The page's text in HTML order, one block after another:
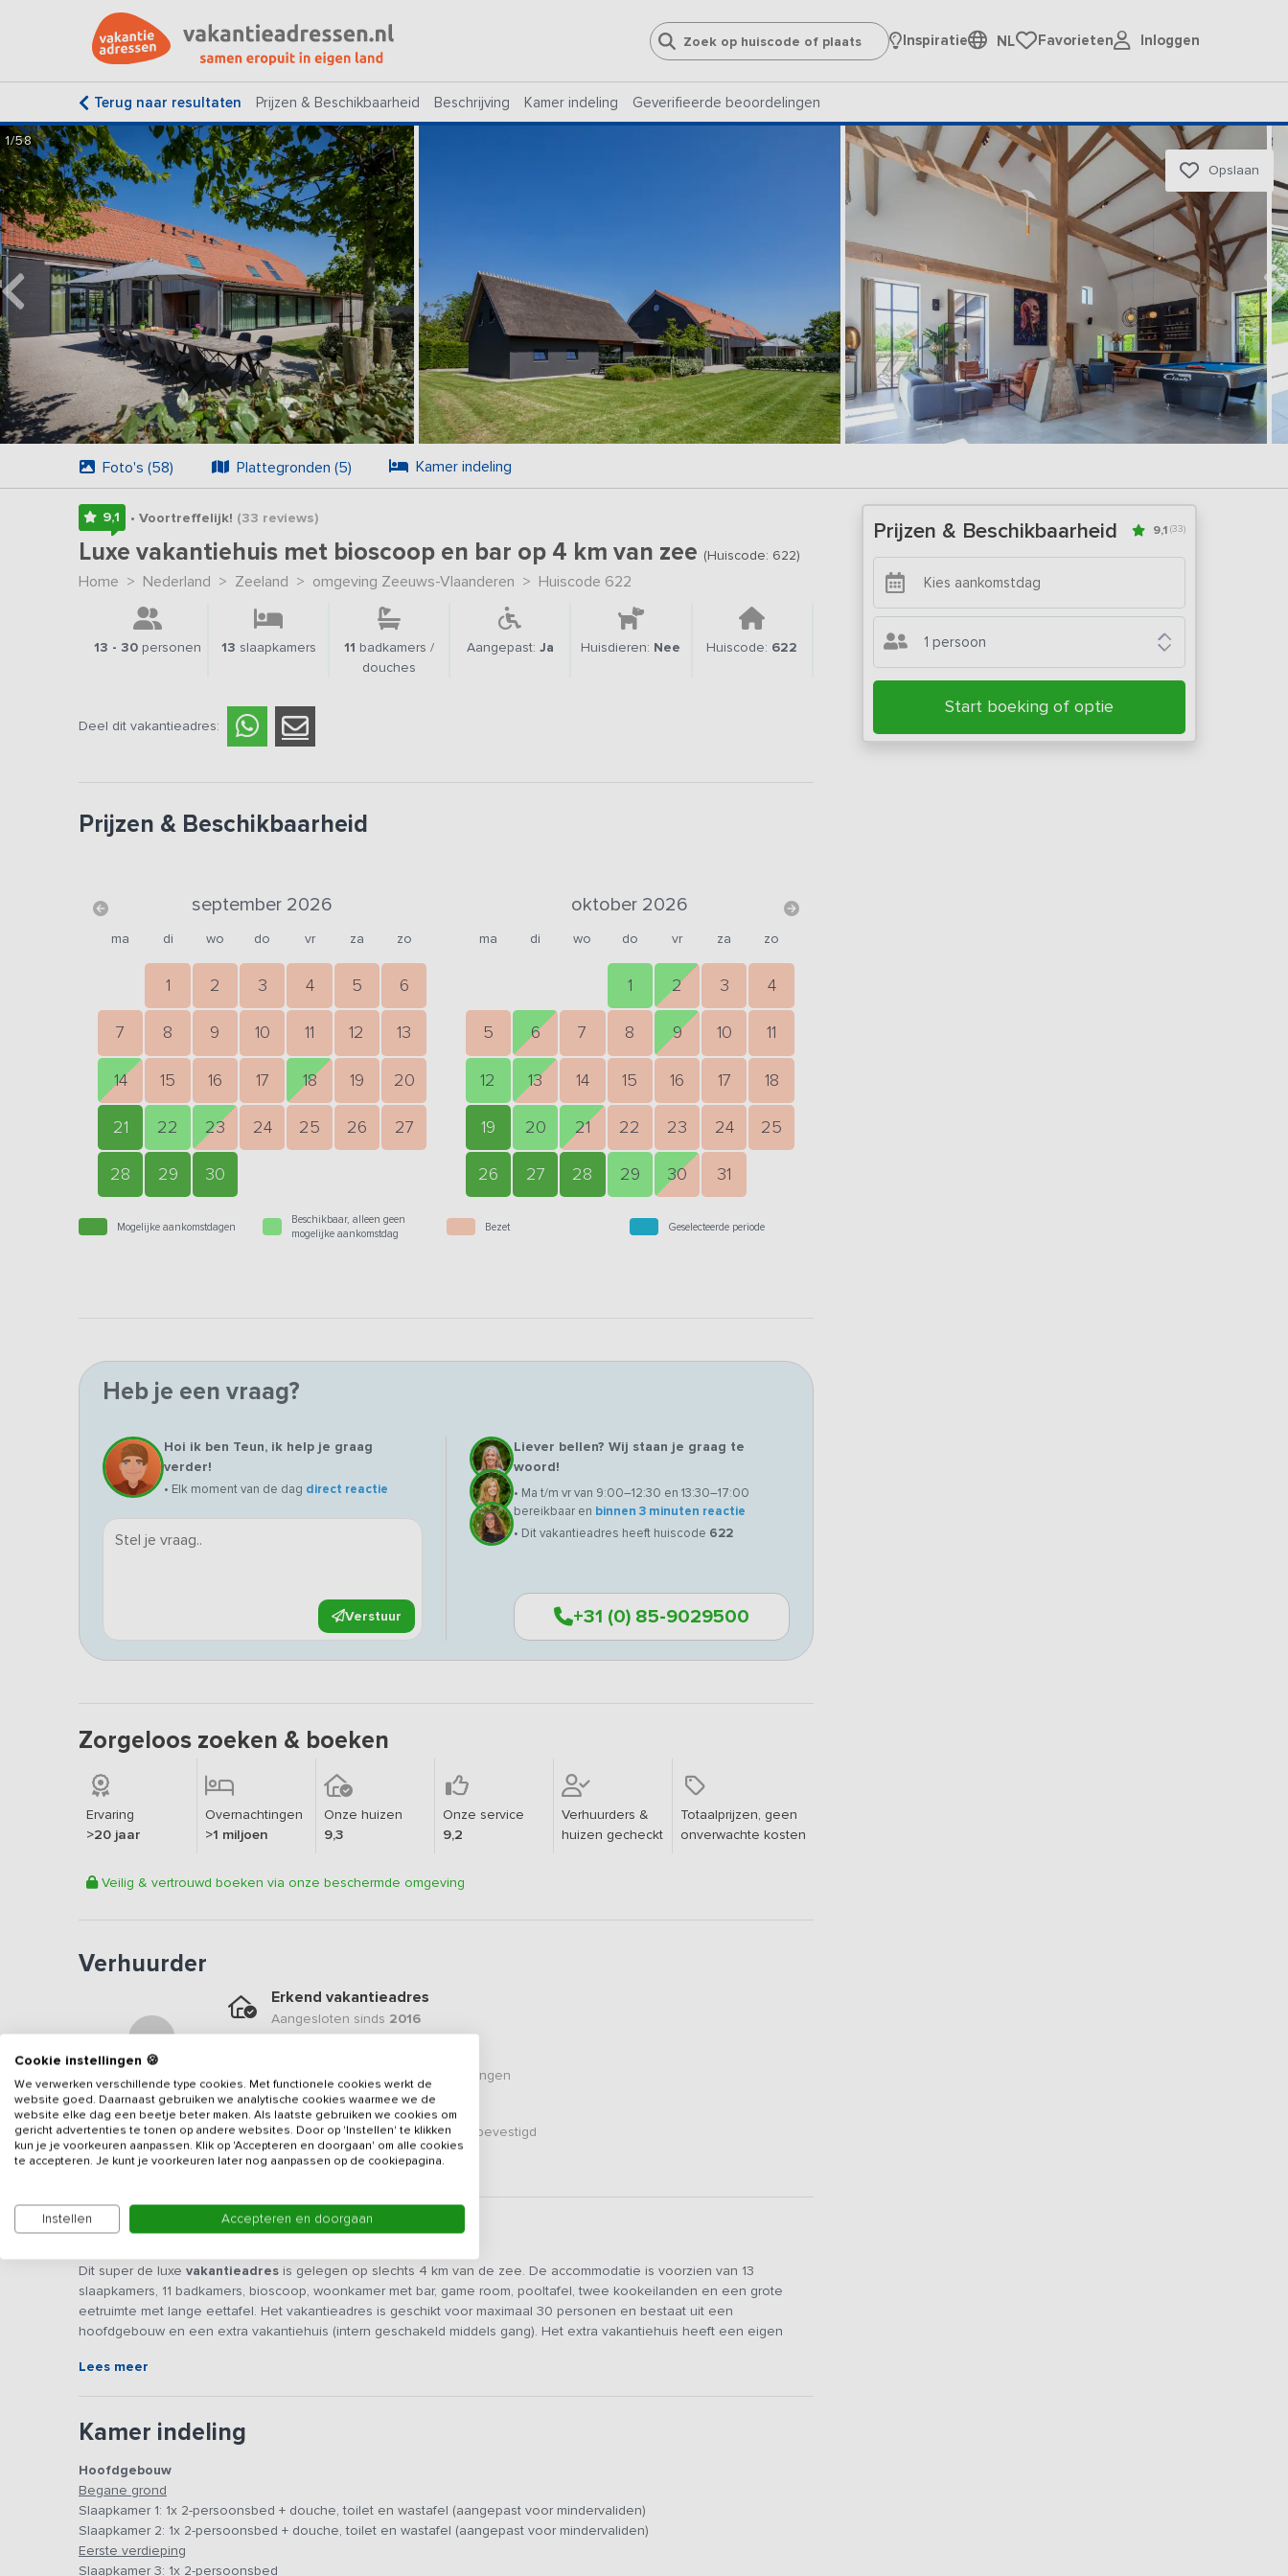
Inspiratie NL Favorieten Inloggen
Terug naar resultaten Prijzen & Beschikbaarheid Beschrijving Kamer indeling Geverifieerde beoordelingen
1/58
Opslaan
Foto's (58) Plattegronden (5) Kamer indeling
9,1 • Voortreffelijk! (33 reviews)
Luxe vakantiehuis met bioscoop en bar op 4 km van zee (Huiscode: 622)
Home > Nederland > Zeeland > omgeving Zeeuws-Vlaanderen > Huiscode 622
13 - 30 personen 13 slaapkamers 11 badkamers /
douches
Aangepast: Ja Huisdieren: Nee Huiscode: 622
Deel dit vakantieadres:
Prijzen & Beschikbaarheid
september 2026
ma di wo do vr za zo
1 2 3 4 5 6
7 8 9 10 11 12 13
14 15 16 17 18 19 20
21 22 23 24 25 26 27
28 29 30
oktober 2026
ma di wo do vr za zo
1 2 3 4
5 6 7 8 9 10 11
12 13 14 15 16 17 18
19 20 21 22 23 24 25
26 27 28 29 30 31
Mogelijke aankomstdagen
Beschikbaar, alleen geen
mogelijke aankomstdag
Bezet Geselecteerde periode
Heb je een vraag?
Hoi ik ben Teun, ik help je graag
verder!
• Elk moment van de dag direct reactie
Verstuur
Liever bellen? Wij staan je graag te
woord!
• Ma t/m vr van 9:00–12:30 en 13:30–17:00
bereikbaar en binnen 3 minuten reactie
• Dit vakantieadres heeft huiscode 622
+31 (0) 85-9029500
Zorgeloos zoeken & boeken
Ervaring
>20 jaar
Overnachtingen
>1 miljoen
Onze huizen
9,3
Onze service
9,2
Verhuurders &
huizen gecheckt
Totaalprijzen, geen
onverwachte kosten
Veilig & vertrouwd boeken via onze beschermde omgeving
Verhuurder
Erkend vakantieadres
Aangesloten sinds 2016
beoordelingen
Veilig & vertrouwd
Gegevens van de verhuurder zijn bevestigd
Beschrijving
Dit super de luxe vakantieadres is gelegen op slechts 4 km van de zee. De accommodatie is voorzien van 13
slaapkamers, 11 badkamers, bioscoop, woonkamer met bar, game room, pooltafel, twee kookeilanden en een grote
eetruimte met lange eettafel. Het vakantieadres is geschikt voor maximaal 30 personen en bestaat uit een
hoofdgebouw en een extra vakantiehuis (intern geschakeld middels gang). Het extra vakantiehuis heeft een eigen
vaatwassers, 2 ovens en een wijnklimaatkast. In het bijgebouw bevindt zich nog een keuken met vaatwasser, combi-
Er is in de zitruimte een bar met koelkasten om drank te koelen. Verder is de zit- en eetruimte uitgerust met een
muziekinstallatie bestaande uit meerdere geluidboxen met versterker en bluetooth verbinding. Deze ruimte is overigens
ook voorzien van airco.
In totaal beschik je over 13 slaapkamers, waarvan negen slaapkamers met eigen badkamer. Alle kamers zijn voorzien
Lees meer
Kamer indeling
Hoofdgebouw
Begane grond
Slaapkamer 1: 1x 2-persoonsbed + douche, toilet en wastafel (aangepast voor mindervaliden)
Slaapkamer 2: 1x 2-persoonsbed + douche, toilet en wastafel (aangepast voor mindervaliden)
Eerste verdieping
Slaapkamer 3: 1x 2-persoonsbed
Prijzen & Beschikbaarheid 9,1 (33)
1 persoon
Start boeking of optie
Cookie instellingen 🍪
We verwerken verschillende type cookies. Met functionele cookies werkt de
website goed. Daarnaast gebruiken we analytische cookies waarmee we de
website elke dag een beetje beter maken. Als laatste gebruiken we cookies om
gericht advertenties te tonen op andere websites. Door op 'Instellen' te klikken
kun je je voorkeuren aanpassen. Klik op 'Accepteren en doorgaan' om alle cookies
te accepteren. Je kunt je voorkeuren later nog aanpassen op de cookiepagina.
Instellen Accepteren en doorgaan